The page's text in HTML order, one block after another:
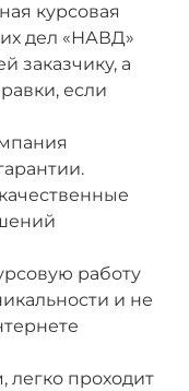
курсовая
дел «НАВД»
заказчику, а
если
работу
и не
легко проходит